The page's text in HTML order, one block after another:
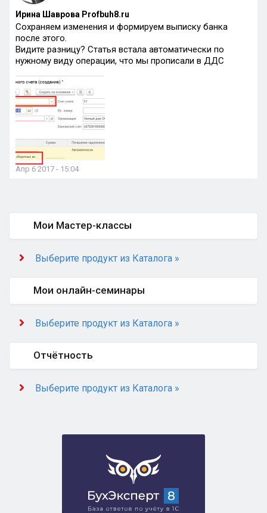
Ирина Шаврова Profbuh8.ru
Сохраняем изменения и формируем выписку банка
после этого.
Видите разницу? Статья встала автоматически по
нужному виду операции, что мы прописали в ДДС
Апр 6 2017 - 15:04
Мои Мастер-классы
Выберите продукт из Каталога »
Мои онлайн-семинары
Выберите продукт из Каталога »
Отчётность
Выберите продукт из Каталога »